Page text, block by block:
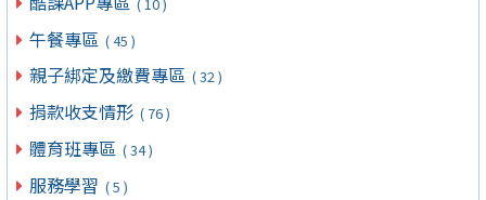
午餐專區 ( 45 )
親子綁定及繳費專區 ( 32 )
捐款收支情形 ( 76 )
體育班專區 ( 34 )
服務學習 ( 5 )